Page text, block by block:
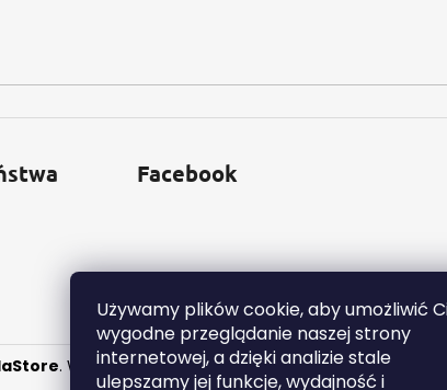
Używamy plików cookie, aby umożliwić
wygodne przeglądanie naszej strony
internetowej, a dzięki analizie stale
ulepszamy jej funkcje, wydajność i
Facebook
. Wszystkie prawa zastrzeżone.Edytuj ustawienia